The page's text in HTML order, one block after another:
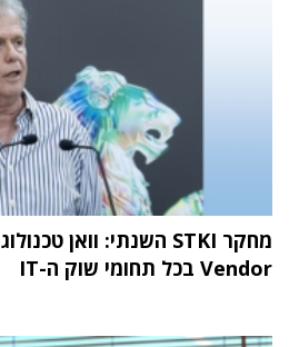
Vendor בכל תחומי שוק ה-IT